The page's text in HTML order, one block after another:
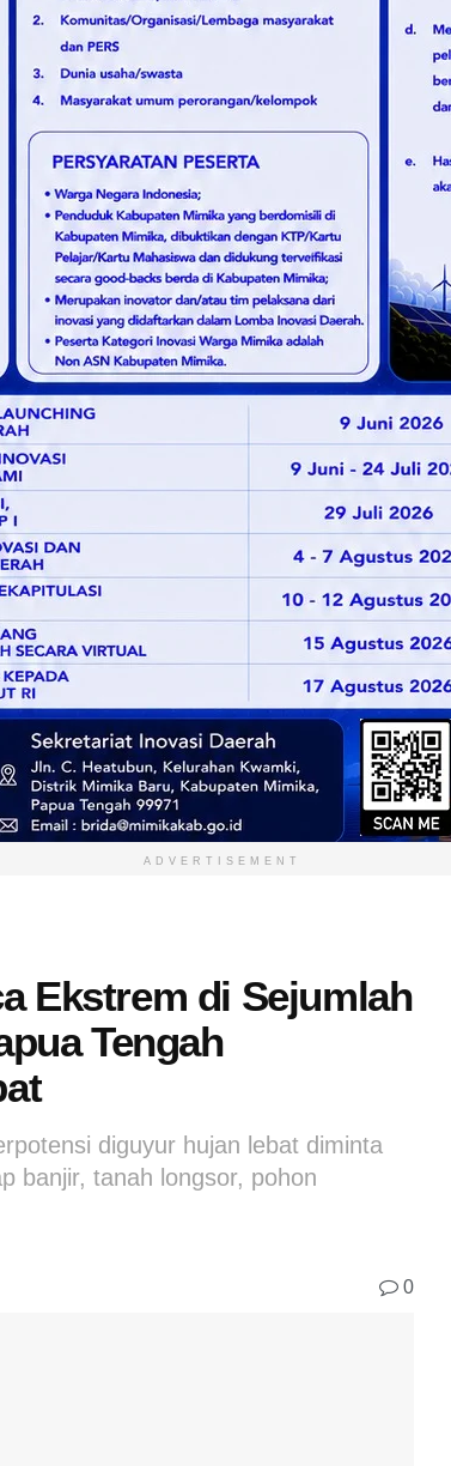
ADVERTISEMENT
Ekstrem di Sejumlah
Tengah
diguyur hujan lebat diminta
banjir, tanah longsor, pohon
0